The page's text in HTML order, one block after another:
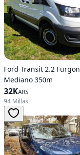
Ford Transit 2.2 Furgon
Mediano 350m
32KARS
94 Millas